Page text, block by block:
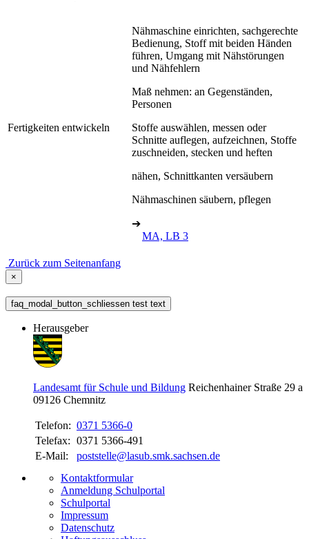
Fertigkeiten entwickeln
Nähmaschine einrichten, sachgerechte
Bedienung, Stoff mit beiden Händen
führen, Umgang mit Nähstörungen
und Nähfehlern
Maß nehmen: an Gegenständen,
Personen
Stoffe auswählen, messen oder
Schnitte auflegen, aufzeichnen, Stoffe
zuschneiden, stecken und heften
nähen, Schnittkanten versäubern
Nähmaschinen säubern, pflegen
➔
MA, LB 3
Zurück zum Seitenanfang
×
faq_modal_button_schliessen test text
Herausgeber
Landesamt für Schule und Bildung Reichenhainer Straße 29 a
09126 Chemnitz
Telefon: 0371 5366-0
Telefax: 0371 5366-491
E-Mail:
poststelle@lasub.smk.sachsen.de
Kontaktformular
Anmeldung Schulportal
Schulportal
Impressum
Datenschutz